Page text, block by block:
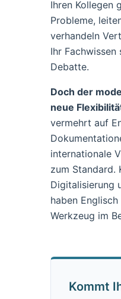
Ihren Kollegen
Probleme,
verhandeln
Ihr
Debatte.
Doch der
neue
vermehrt auf
internationale
zum Standard.
Digitalisierung
haben
Werkzeug im
Kommt